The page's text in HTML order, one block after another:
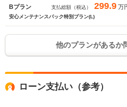
Bプラン 支払総額（税込） 299.9 万
安心メンテナンスパック特別プラン(L)
他のプランがあるか
ローン支払い（参考）